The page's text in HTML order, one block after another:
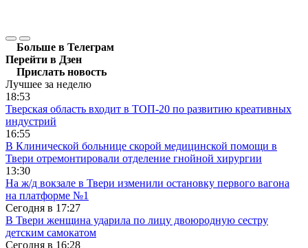
Больше в Телеграм
Перейти в Дзен
Прислать новость
Лучшее за неделю
18:53
Тверская область входит в ТОП-20 по развитию креативных
индустрий
16:55
В Клинической больнице скорой медицинской помощи в
Твери отремонтировали отделение гнойной хирургии
13:30
На ж/д вокзале в Твери изменили остановку первого вагона
на платформе №1
Сегодня в 17:27
В Твери женщина ударила по лицу двоюродную сестру
детским самокатом
Сегодня в 16:28